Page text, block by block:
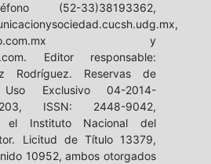
(52-33)38193362,
y
Editor responsable:
Rodríguez. Reservas de
Exclusivo 04-2014-
203, ISSN: 2448-9042,
el Instituto Nacional del
Licitud de Título 13379,
10952, ambos otorgados